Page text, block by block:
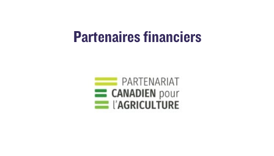
Partenaires financiers